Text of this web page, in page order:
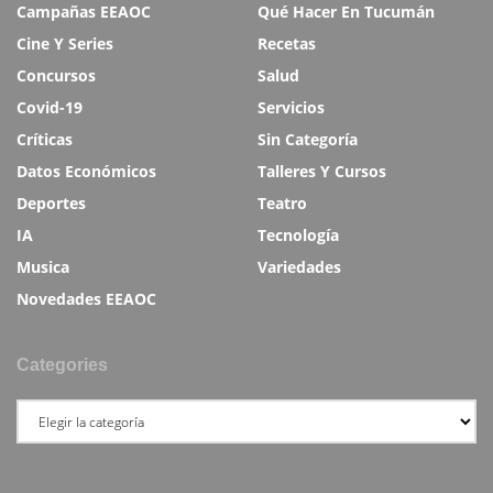
Campañas EEAOC
Cine Y Series
Concursos
Covid-19
Críticas
Datos Económicos
Deportes
IA
Musica
Novedades EEAOC
Qué Hacer En Tucumán
Recetas
Salud
Servicios
Sin Categoría
Talleres Y Cursos
Teatro
Tecnología
Variedades
Categories